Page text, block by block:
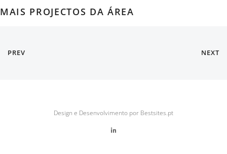
MAIS PROJECTOS DA ÁREA
PREV NEXT
Design e Desenvolvimento por Bestsites.pt